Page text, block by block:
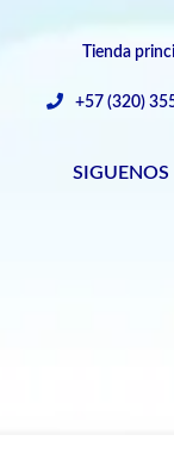
Tienda
+57 (320)
SIGUENOS